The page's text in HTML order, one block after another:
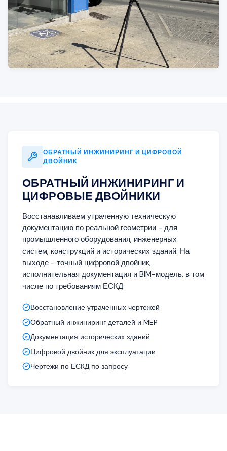
ОБРАТНЫЙ ИНЖИНИРИНГ И ЦИФРОВОЙ
ДВОЙНИК
ОБРАТНЫЙ ИНЖИНИРИНГ И
ЦИФРОВЫЕ ДВОЙНИКИ
Восстанавливаем утраченную техническую
документацию по реальной геометрии - для
промышленного оборудования, инженерных
систем, конструкций и исторических зданий. На
выходе - точный цифровой двойник,
исполнительная документация и BIM-модель, в том
числе по требованиям ЕСКД.
Восстановление утраченных чертежей
Обратный инжиниринг деталей и MEP
Документация исторических зданий
Цифровой двойник для эксплуатации
Чертежи по ЕСКД по запросу